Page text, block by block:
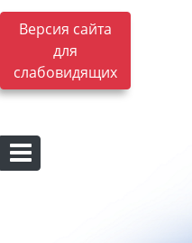
Версия сайта
для
слабовидящих